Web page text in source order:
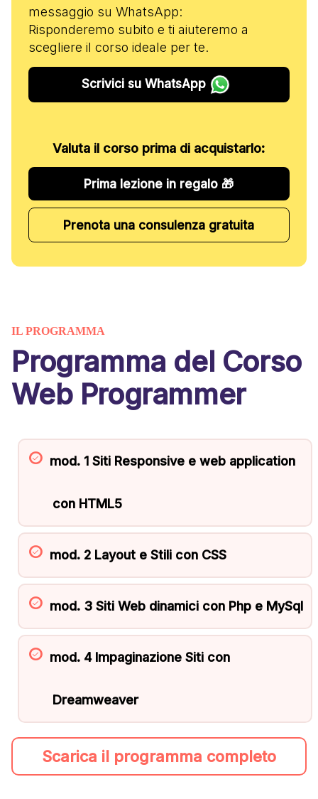
messaggio su WhatsApp:
Risponderemo subito e ti aiuteremo a
scegliere il corso ideale per te.
Scrivici su WhatsApp
Valuta il corso prima di acquistarlo:
Prima lezione in regalo 🎁
Prenota una consulenza gratuita
IL PROGRAMMA
Programma del Corso
Web Programmer
mod. 1 Siti Responsive e web application
con HTML5
mod. 2 Layout e Stili con CSS
mod. 3 Siti Web dinamici con Php e MySql
mod. 4 Impaginazione Siti con
Dreamweaver
Scarica il programma completo